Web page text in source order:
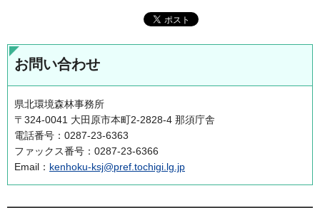
お問い合わせ
県北環境森林事務所
〒324-0041 大田原市本町2-2828-4 那須庁舎
電話番号：0287-23-6363
ファックス番号：0287-23-6366
Email： kenhoku-ksj@pref.tochigi.lg.jp